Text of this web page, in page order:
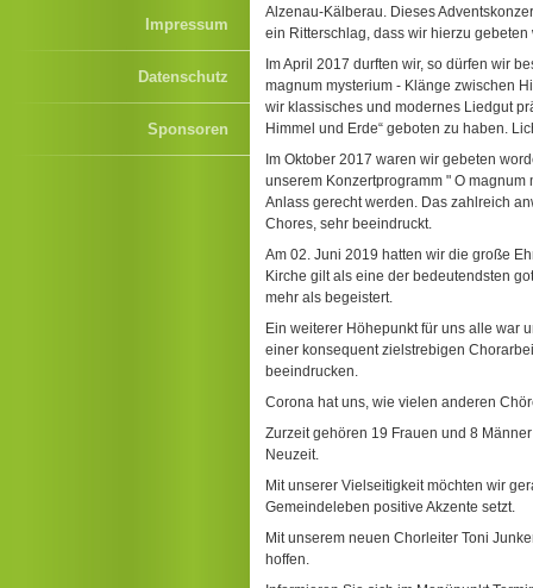
Impressum
Datenschutz
Sponsoren
Alzenau-Kälberau. Dieses
ein Ritterschlag, dass wir hierzu gebeten
Im April 2017 durften wir, so dürfen wir
magnum mysterium - Klänge zwischen
wir klassisches und modernes Liedgut
Himmel und Erde“ geboten zu haben.
Im Oktober 2017 waren wir gebeten
unserem Konzertprogramm " O
Anlass gerecht werden. Das zahlreich
Chores, sehr beeindruckt.
Am 02. Juni 2019 hatten wir die große
Kirche gilt als eine der bedeutendsten
mehr als begeistert.
Ein weiterer Höhepunkt für uns alle war
einer konsequent zielstrebigen
beeindrucken.
Corona hat uns, wie vielen anderen
Zurzeit gehören 19 Frauen und 8
Mit unserer Vielseitigkeit möchten wir
Gemeindeleben positive Akzente setzt.
Mit unserem neuen Chorleiter Toni
hoffen.